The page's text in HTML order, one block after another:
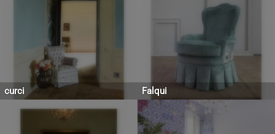
curci Falqui